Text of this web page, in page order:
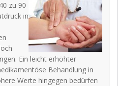
zu 90
in
Ein leicht erhöhter
Behandlung in
Werte hingegen bedürfen